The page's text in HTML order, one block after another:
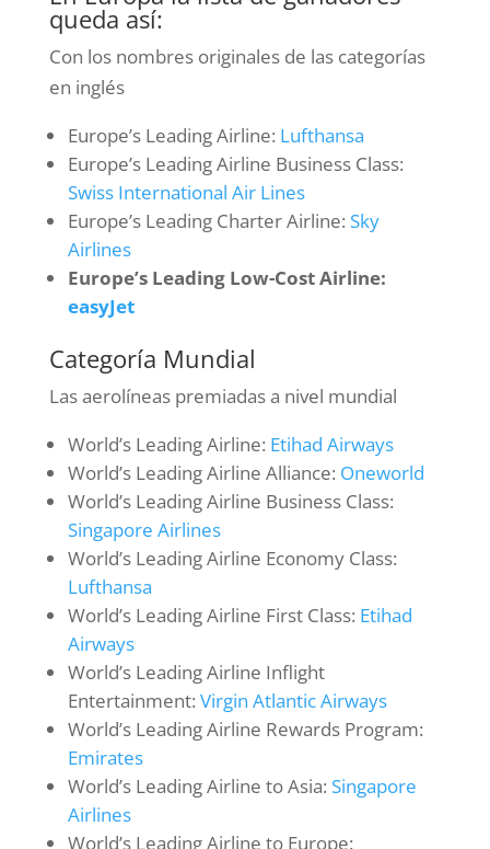
queda así:
Con los nombres originales de las categorías
en inglés
Europe’s Leading Airline: Lufthansa
Europe’s Leading Airline Business Class:
Swiss International Air Lines
Europe’s Leading Charter Airline: Sky
Airlines
Europe’s Leading Low-Cost Airline:
easyJet
Categoría Mundial
Las aerolíneas premiadas a nivel mundial
World’s Leading Airline: Etihad Airways
World’s Leading Airline Alliance: Oneworld
World’s Leading Airline Business Class:
Singapore Airlines
World’s Leading Airline Economy Class:
Lufthansa
World’s Leading Airline First Class: Etihad
Airways
World’s Leading Airline Inflight
Entertainment: Virgin Atlantic Airways
World’s Leading Airline Rewards Program:
Emirates
World’s Leading Airline to Asia: Singapore
Airlines
World’s Leading Airline to Europe: